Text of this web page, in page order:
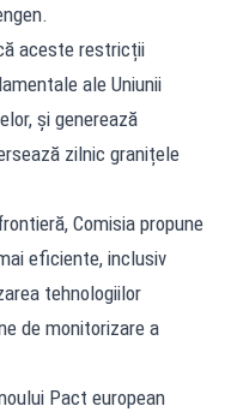
aceste restricții
ale Uniunii
și generează
zilnic granițele
Comisia propune
eficiente, inclusiv
tehnologiilor
de monitorizare a
Pact european